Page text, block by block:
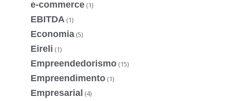
e-commerce (1)
EBITDA (1)
Economia (5)
Eireli (1)
Empreendedorismo (15)
Empreendimento (1)
Empresarial (4)